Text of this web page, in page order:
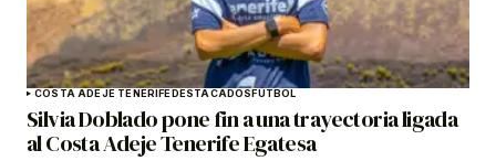
COSTA ADEJE TENERIFE DESTACADOS FÚTBOL
Silvia Doblado pone fin a una trayectoria ligada
al Costa Adeje Tenerife Egatesa